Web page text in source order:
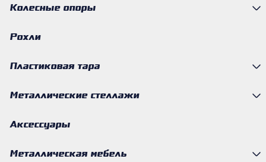
Колесные опоры
Рохли
Пластиковая тара
Металлические стеллажи
Аксессуары
Металлическая мебель